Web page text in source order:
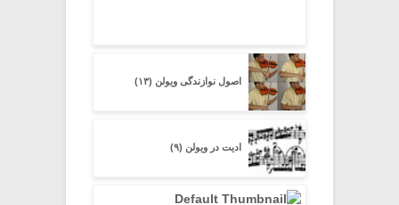
اصول نوازندگی ویولن (۱۳)
ادیت در ویولن (۹)